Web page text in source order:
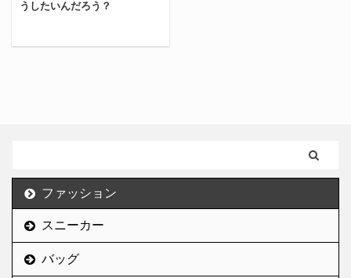
紹介するからぜひ参考に
バOG」を購入した理由
もん（笑） 「ベーシック
なデザインで主張しない
からコーディネートに合
わせやすい」とか、それ
らしい ...
ても軽く紹介する。 セン
スオブプレイスは、セレ
ーシックなデザインから
うしたいんだろう？
わろうとしてる。 あと2
ヶ月、2024年という転
換期を俺は生き抜く。 リ
ファインマガジンの10月
のアクセス/PV/収益 なん
だかんだ、毎月5記事く
ファッション
スニーカー
バッグ